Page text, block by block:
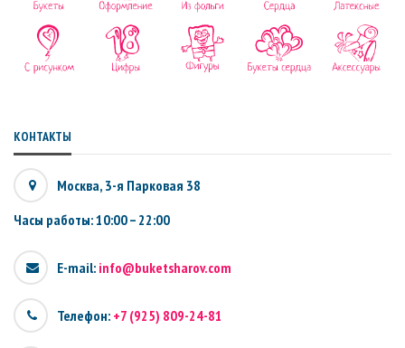
КОНТАКТЫ
Москва, 3-я Парковая 38
Часы работы: 10:00 – 22:00
E-mail: info@buketsharov.com
Телефон: +7 (925) 809-24-81